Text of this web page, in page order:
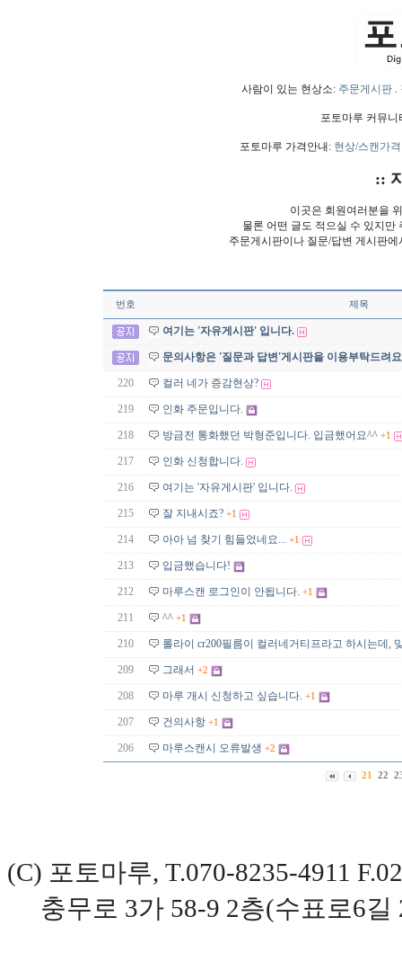
사람이 있는 현상소: 주문게시판.
포토마루 커뮤
포토마루 가격안내: 현상/스캔가격
::
이곳은 회원여러분을
물론 어떤 글도 적으실 수 있지만
주문게시판이나 질문/답변 게시판
번호 제목
여기는 '자유게시판' 입니다.
문의사항은 '질문과 답변'게시판을 이용부탁드려
220 컬러 네가 증감현상?
219 인화 주문입니다.
218 방금전 통화했던 박형준입니다. 입금했어요^^ +1
217 인화 신청합니다.
216 여기는 '자유게시판' 입니다.
215 잘 지내시죠? +1
214 아아 넘 찾기 힘들었네요... +1
213 입금했습니다!
212 마루스캔 로그인이 안됩니다. +1
211 ^^ +1
210 롤라이 cr200필름이 컬러네거티프라고 하시는데,
209 그래서 +2
208 마루 개시 신청하고 싶습니다. +1
207 건의사항 +1
206 마루스캔시 오류발생 +2
21 22
(C) 포토마루, T.070-8235-4911
충무로 3가 58-9 2층(수표로6